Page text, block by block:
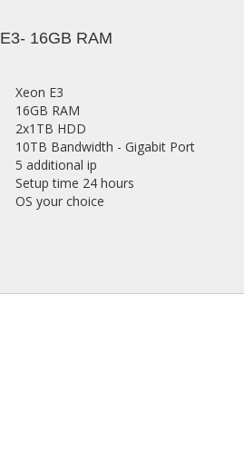
E3- 16GB RAM
Xeon E3
16GB RAM
2x1TB HDD
10TB Bandwidth - Gigabit Port
5 additional ip
Setup time 24 hours
OS your choice